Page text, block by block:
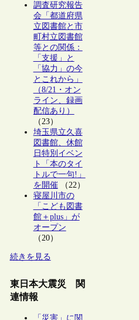
調査研究報告
会「都道府県
立図書館と市
町村立図書館
等との関係：
「支援」と
「協力」の今
とこれから」
（8/21・オン
ライン、録画
配信あり）
（23）
埼玉県立久喜
図書館、休館
日特別イベン
ト「本のタイ
トルで一句!」
を開催（22）
寝屋川市の
「こども図書
館＋plus」が
オープン
（20）
続きを見る
東日本大震災 関
連情報
「災害」に関